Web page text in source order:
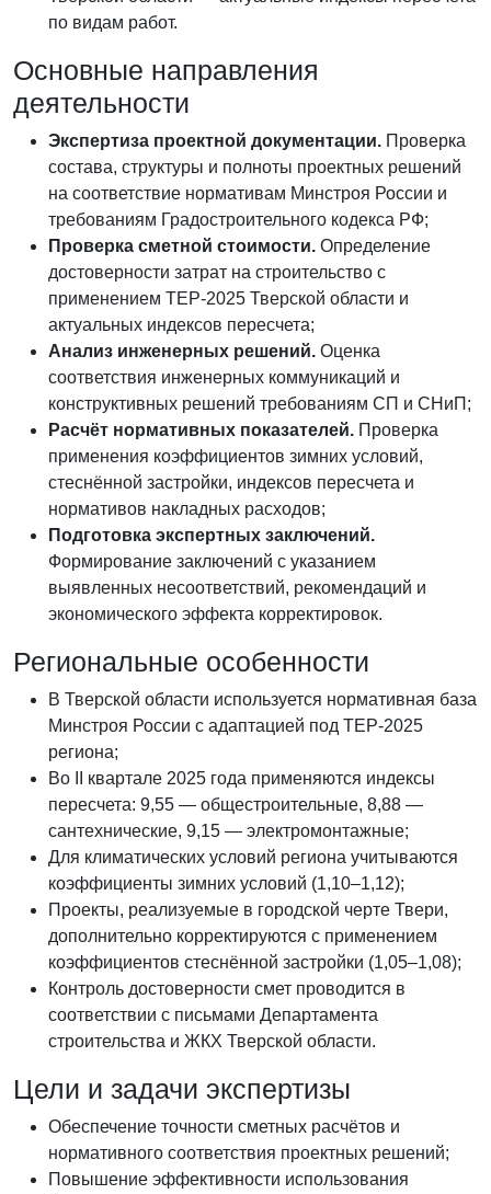
по видам работ.
Основные направления
деятельности
Экспертиза проектной документации. Проверка
состава, структуры и полноты проектных решений
на соответствие нормативам Минстроя России и
требованиям Градостроительного кодекса РФ;
Проверка сметной стоимости. Определение
достоверности затрат на строительство с
применением ТЕР-2025 Тверской области и
актуальных индексов пересчета;
Анализ инженерных решений. Оценка
соответствия инженерных коммуникаций и
конструктивных решений требованиям СП и СНиП;
Расчёт нормативных показателей. Проверка
применения коэффициентов зимних условий,
стеснённой застройки, индексов пересчета и
нормативов накладных расходов;
Подготовка экспертных заключений.
Формирование заключений с указанием
выявленных несоответствий, рекомендаций и
экономического эффекта корректировок.
Региональные особенности
В Тверской области используется нормативная база
Минстроя России с адаптацией под ТЕР-2025
региона;
Во II квартале 2025 года применяются индексы
пересчета: 9,55 — общестроительные, 8,88 —
сантехнические, 9,15 — электромонтажные;
Для климатических условий региона учитываются
коэффициенты зимних условий (1,10–1,12);
Проекты, реализуемые в городской черте Твери,
дополнительно корректируются с применением
коэффициентов стеснённой застройки (1,05–1,08);
Контроль достоверности смет проводится в
соответствии с письмами Департамента
строительства и ЖКХ Тверской области.
Цели и задачи экспертизы
Обеспечение точности сметных расчётов и
нормативного соответствия проектных решений;
Повышение эффективности использования